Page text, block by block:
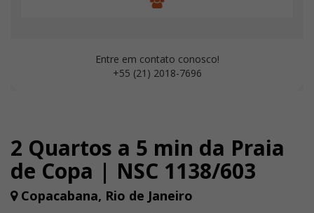
2 Quartos a 5 min da Praia
de Copa | NSC 1138/603
Copacabana, Rio de Janeiro
Entre em contato conosco!
+55 (21) 2018-7696